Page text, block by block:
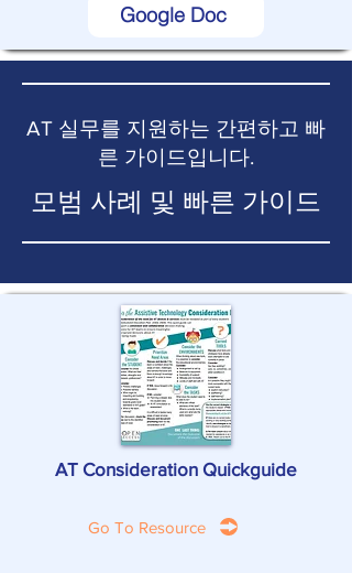
Google Doc
AT 실무를 지원하는 간편하고 빠
른 가이드입니다.
모범 사례 및 빠른 가이드
AT Consideration Quickguide
Go To Resource